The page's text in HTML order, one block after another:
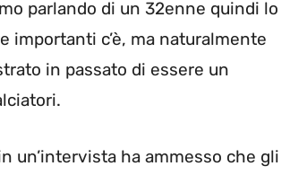
parlando di un 32enne quindi lo
importanti c’è, ma naturalmente
in passato di essere un
un’intervista ha ammesso che gli